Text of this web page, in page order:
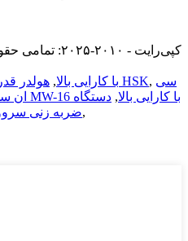
© کپی‌رایت - ۲۰۱۰-۲۰۲۵: تمامی حقوق محفوظ است.
دارنده ابزار CNC با کارایی بالا, هولدر قدرتمند پرسرعت HSK, سی
ان
دستگاه قلاویز زنی MW-16 با کارایی بالا, دستگاه
ضربه زنی,